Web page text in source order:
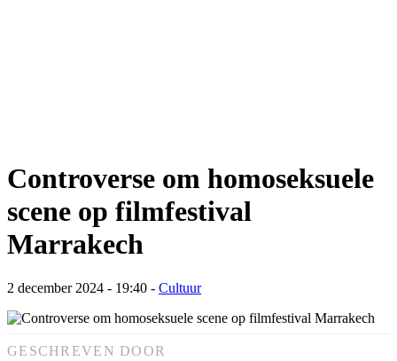
Controverse om homoseksuele
scene op filmfestival
Marrakech
2 december 2024 - 19:40 - Cultuur
GESCHREVEN DOOR